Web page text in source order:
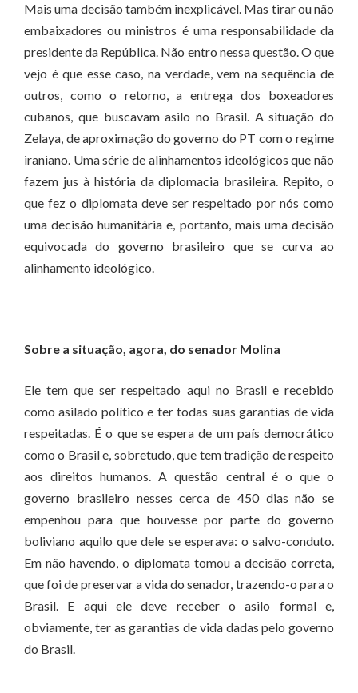
Mais uma decisão também inexplicável. Mas tirar ou não
embaixadores ou ministros é uma responsabilidade da
presidente da República. Não entro nessa questão. O que
vejo é que esse caso, na verdade, vem na sequência de
outros, como o retorno, a entrega dos boxeadores
cubanos, que buscavam asilo no Brasil. A situação do
Zelaya, de aproximação do governo do PT com o regime
iraniano. Uma série de alinhamentos ideológicos que não
fazem jus à história da diplomacia brasileira. Repito, o
que fez o diplomata deve ser respeitado por nós como
uma decisão humanitária e, portanto, mais uma decisão
equivocada do governo brasileiro que se curva ao
alinhamento ideológico.
Sobre a situação, agora, do senador Molina
Ele tem que ser respeitado aqui no Brasil e recebido
como asilado político e ter todas suas garantias de vida
respeitadas. É o que se espera de um país democrático
como o Brasil e, sobretudo, que tem tradição de respeito
aos direitos humanos. A questão central é o que o
governo brasileiro nesses cerca de 450 dias não se
empenhou para que houvesse por parte do governo
boliviano aquilo que dele se esperava: o salvo-conduto.
Em não havendo, o diplomata tomou a decisão correta,
que foi de preservar a vida do senador, trazendo-o para o
Brasil. E aqui ele deve receber o asilo formal e,
obviamente, ter as garantias de vida dadas pelo governo
do Brasil.